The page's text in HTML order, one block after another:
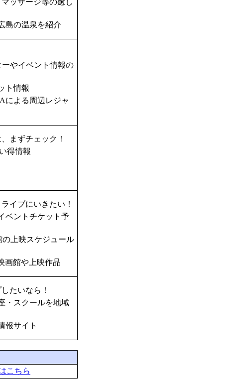
マッサージ等の癒し
島の温泉を紹介
やイベント情報の
ト情報
による周辺レジャ
まずチェック！
得情報
イブにいきたい！
ベントチケット予
の上映スケジュール
画館や上映作品
たいなら！
・スクールを地域
報サイト
こちら